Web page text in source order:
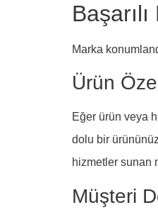
Marka
Ürün
Eğer ürün veya
dolu bir
hizmetler sunan
Müşteri